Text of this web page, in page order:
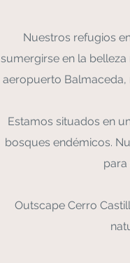
Nuestros refugios
sumergirse en la
aeropuerto Balmaceda,
Estamos situados en
bosques endémicos.
para
Outscape Cerro